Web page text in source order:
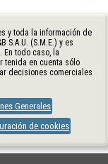
y toda la información de
S.A.U. (S.M.E.) y es
En todo caso, la
tenida en cuenta sólo
decisiones comerciales
Generales
de cookies